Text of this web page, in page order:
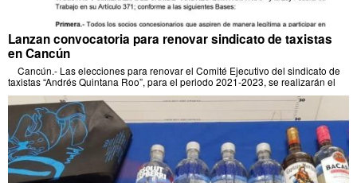
Lanzan convocatoria para renovar sindicato de taxistas
en Cancún
Cancún.- Las elecciones para renovar el Comité Ejecutivo del sindicato de
taxistas “Andrés Quintana Roo”, para el periodo 2021-2023, se realizarán el